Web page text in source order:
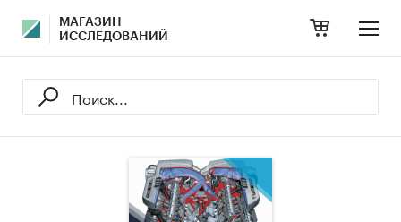
МАГАЗИН
ИССЛЕДОВАНИЙ